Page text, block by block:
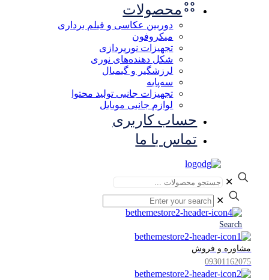
محصولات
دوربین عکاسی و فیلم برداری
میکروفون
تجهیزات نورپردازی
شکل‌ دهنده‌های نوری
لرزشگیر و گیمبال
سه‌پایه
تجهیزات جانبی تولید محتوا
لوازم جانبی موبایل
حساب کاربری
تماس با ما
✕
✕
Search
مشاوره و فروش
09301162075